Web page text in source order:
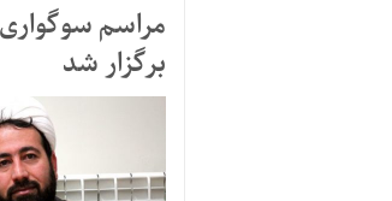
مراسم سوگواری
برگزار شد